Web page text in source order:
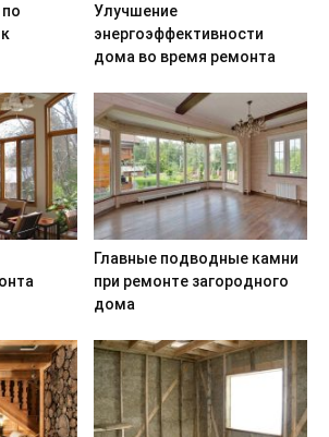
Улучшение
энергоэффективности
дома во время ремонта
Главные подводные камни
при ремонте загородного
дома